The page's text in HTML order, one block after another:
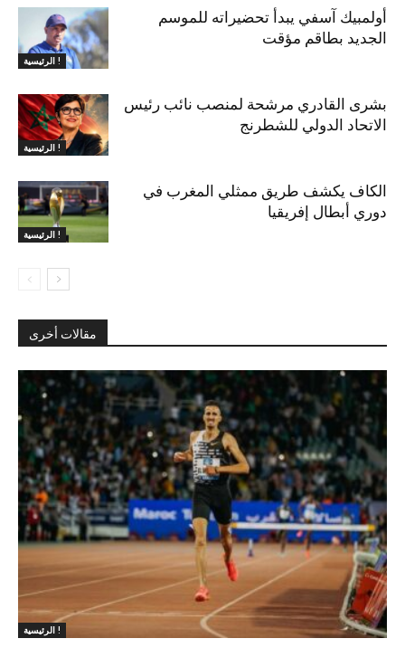
الرئيسية !
أولمبيك آسفي يبدأ تحضيراته للموسم
الجديد بطاقم مؤقت
الرئيسية !
بشرى القادري مرشحة لمنصب نائب رئيس
الاتحاد الدولي للشطرنج
الرئيسية !
الكاف يكشف طريق ممثلي المغرب في
دوري أبطال إفريقيا
مقالات أخرى
الرئيسية !